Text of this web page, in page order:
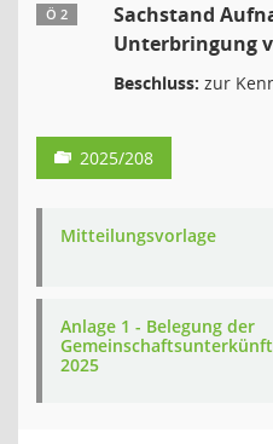
Ö 2
Sachstand
Unterbringung
Beschluss: zur
2025/208
Mitteilungsvorlage
Anlage 1 - Belegung der
2025